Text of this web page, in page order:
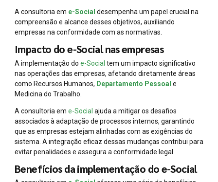
A consultoria em e-Social desempenha um papel crucial na
compreensão e alcance desses objetivos, auxiliando
empresas na conformidade com as normativas.
Impacto do e-Social nas empresas
A implementação do e-Social tem um impacto significativo
nas operações das empresas, afetando diretamente áreas
como Recursos Humanos, Departamento Pessoal e
Medicina do Trabalho.
A consultoria em e-Social ajuda a mitigar os desafios
associados à adaptação de processos internos, garantindo
que as empresas estejam alinhadas com as exigências do
sistema. A integração eficaz dessas mudanças contribui para
evitar penalidades e assegura a conformidade legal.
Benefícios da implementação do e-Social